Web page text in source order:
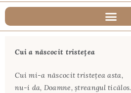
Cui a născocit tristețea
Cui mi-a născocit tristeţea asta,
nu-i da, Doamne, ştreangul ticălos.